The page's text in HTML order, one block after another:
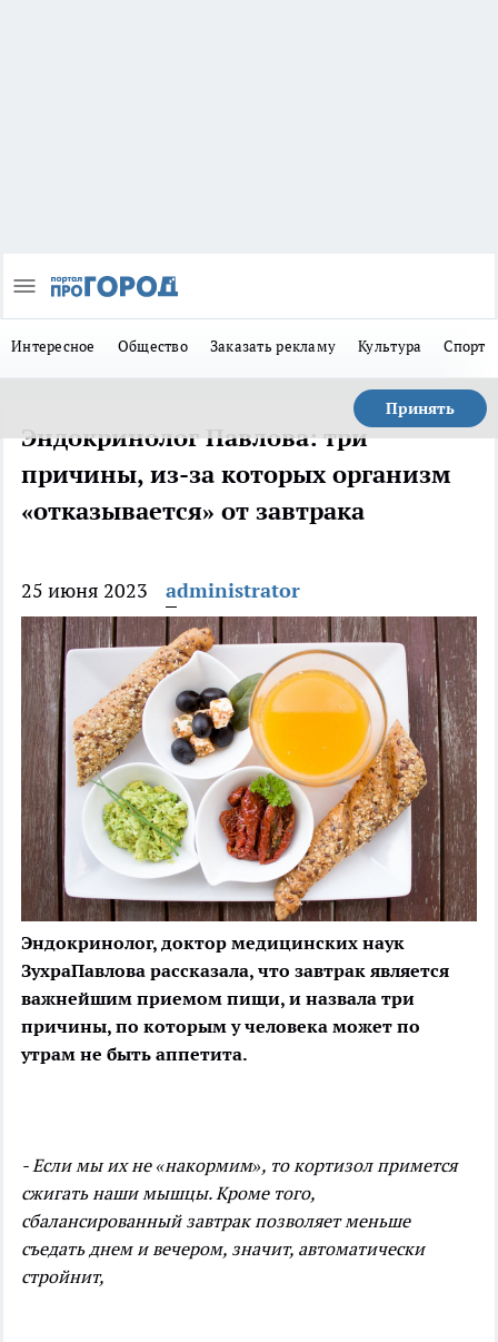
Интересное Общество Заказать рекламу Культура Спорт
Принять
Эндокринолог Павлова: три
причины, из-за которых организм
«отказывается» от завтрака
25 июня 2023 administrator
Эндокринолог, доктор медицинских наук
ЗухраПавлова рассказала, что завтрак является
важнейшим приемом пищи, и назвала три
причины, по которым у человека может по
утрам не быть аппетита.
- Если мы их не «накормим», то кортизол примется
сжигать наши мышцы. Кроме того,
сбалансированный завтрак позволяет меньше
съедать днем и вечером, значит, автоматически
стройнит,